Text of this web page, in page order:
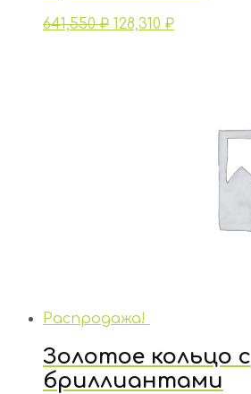
641,550₽ 128,310 ₽
Распродажа!
Золотое кольцо с
бриллиантами